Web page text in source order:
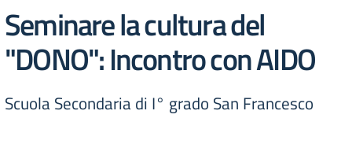
Seminare la cultura del
"DONO": Incontro con AIDO
Scuola Secondaria di I° grado San Francesco